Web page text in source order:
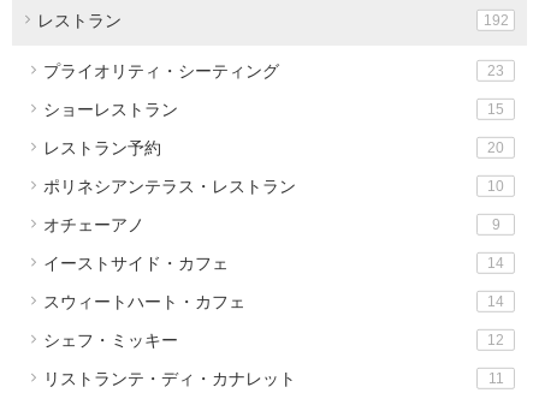
レストラン 192
プライオリティ・シーティング 23
ショーレストラン 15
レストラン予約 20
ポリネシアンテラス・レストラン 10
オチェーアノ 9
イーストサイド・カフェ 14
スウィートハート・カフェ 14
シェフ・ミッキー 12
リストランテ・ディ・カナレット 11